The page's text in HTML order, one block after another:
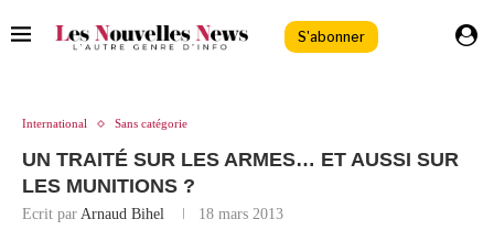
S'abonner
International Sans catégorie
UN TRAITÉ SUR LES ARMES… ET AUSSI SUR
LES MUNITIONS ?
Ecrit par Arnaud Bihel 18 mars 2013